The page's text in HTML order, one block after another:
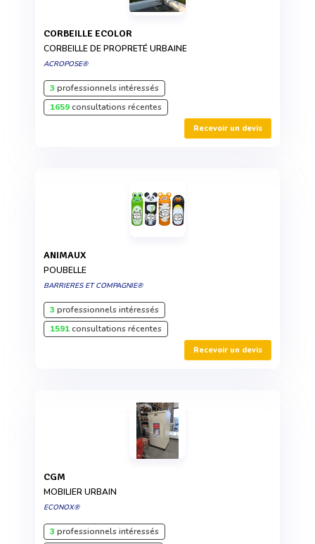
CORBEILLE ECOLOR
CORBEILLE DE PROPRETÉ URBAINE
ACROPOSE®
3 professionnels intéressés
1659consultations récentes
Recevoir un devis
ANIMAUX
POUBELLE
BARRIERES ET COMPAGNIE®
3 professionnels intéressés
1591consultations récentes
Recevoir un devis
CGM
MOBILIER URBAIN
ECONOX®
3 professionnels intéressés